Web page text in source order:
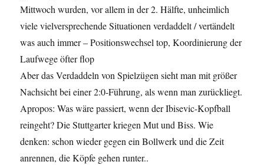
Mittwoch wurden, vor allem in der 2. Hälfte, unheimlich
viele vielversprechende Situationen verdaddelt / vertändelt
was auch immer – Positionswechsel top, Koordinierung der
Laufwege öfter flop
Aber das Verdaddeln von Spielzügen sieht man mit größer
Nachsicht bei einer 2:0-Führung, als wenn man zurückliegt.
Apropos: Was wäre passiert, wenn der Ibisevic-Kopfball
reingeht? Die Stuttgarter kriegen Mut und Biss. Wie
denken: schon wieder gegen ein Bollwerk und die Zeit
anrennen, die Köpfe gehen runter..